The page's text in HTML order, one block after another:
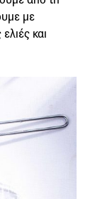
με
και